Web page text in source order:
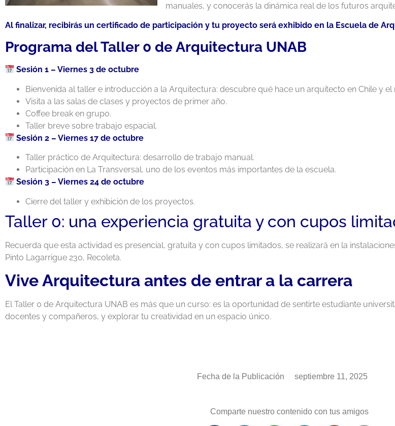
manuales, y conocerás la dinámica real de los futuros
Al finalizar, recibirás un certificado de participación y tu proyecto será exhibido en la Escuela de
Programa del Taller 0 de Arquitectura UNAB
Sesión 1 – Viernes 3 de octubre
Bienvenida al taller e introducción a la Arquitectura: descubre qué hace un arquitecto en Chile y el
Visita a las salas de clases y proyectos de primer año.
Coffee break en grupo.
Taller breve sobre trabajo espacial.
Sesión 2 – Viernes 17 de octubre
Taller práctico de Arquitectura: desarrollo de trabajo manual.
Participación en La Transversal, uno de los eventos más importantes de la escuela.
Sesión 3 – Viernes 24 de octubre
Cierre del taller y exhibición de los proyectos.
Taller 0: una experiencia gratuita y con cupos
Recuerda que esta actividad es presencial, gratuita y con cupos limitados, se realizará en la
Pinto Lagarrigue 230, Recoleta.
Vive Arquitectura antes de entrar a la carrera
El Taller 0 de Arquitectura UNAB es más que un curso: es la oportunidad de sentirte estudiante
docentes y compañeros, y explorar tu creatividad en un espacio único.
Fecha de la Publicación septiembre 11, 2025
Comparte nuestro contenido con tus amigos